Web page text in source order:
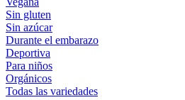
Sin gluten
Sin azúcar
Durante el embarazo
Deportiva
Para niños
Orgánicos
Todas las variedades